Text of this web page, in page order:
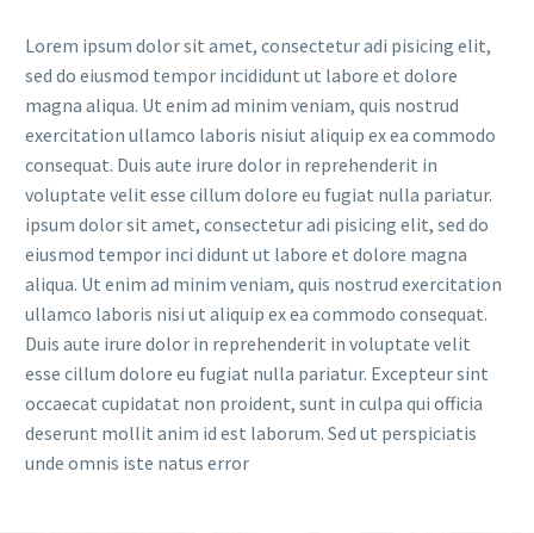
Lorem ipsum dolor sit amet, consectetur adi pisicing elit,
sed do eiusmod tempor incididunt ut labore et dolore
magna aliqua. Ut enim ad minim veniam, quis nostrud
exercitation ullamco laboris nisiut aliquip ex ea commodo
consequat. Duis aute irure dolor in reprehenderit in
voluptate velit esse cillum dolore eu fugiat nulla pariatur.
ipsum dolor sit amet, consectetur adi pisicing elit, sed do
eiusmod tempor inci didunt ut labore et dolore magna
aliqua. Ut enim ad minim veniam, quis nostrud exercitation
ullamco laboris nisi ut aliquip ex ea commodo consequat.
Duis aute irure dolor in reprehenderit in voluptate velit
esse cillum dolore eu fugiat nulla pariatur. Excepteur sint
occaecat cupidatat non proident, sunt in culpa qui officia
deserunt mollit anim id est laborum. Sed ut perspiciatis
unde omnis iste natus error